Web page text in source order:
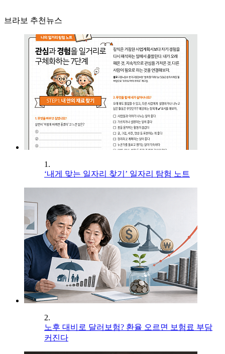
브라보 추천뉴스
1.
‘내게 맞는 일자리 찾기’ 일자리 탐험 노트
2.
노후 대비로 달러보험? 환율 오르면 보험료 부담
커진다